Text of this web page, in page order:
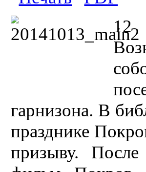
12
гарнизона. В
празднике
призыву.